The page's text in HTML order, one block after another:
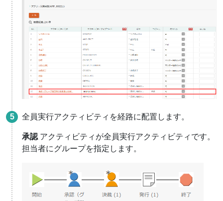
全員実行アクティビティを経路に配置します。
承認 アクティビティが全員実行アクティビティです。
担当者にグループを指定します。